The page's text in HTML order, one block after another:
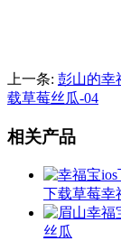
上一条: 彭山的幸
载草莓丝瓜-04
相关产品
下载草莓幸
丝瓜